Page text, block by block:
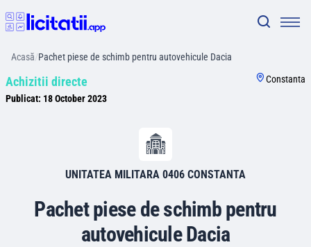
Acasă/Pachet piese de schimb pentru autovehicule Dacia
Achizitii directe
Publicat: 18 October 2023
Constanta
UNITATEA MILITARA 0406 CONSTANTA
Pachet piese de schimb pentru
autovehicule Dacia